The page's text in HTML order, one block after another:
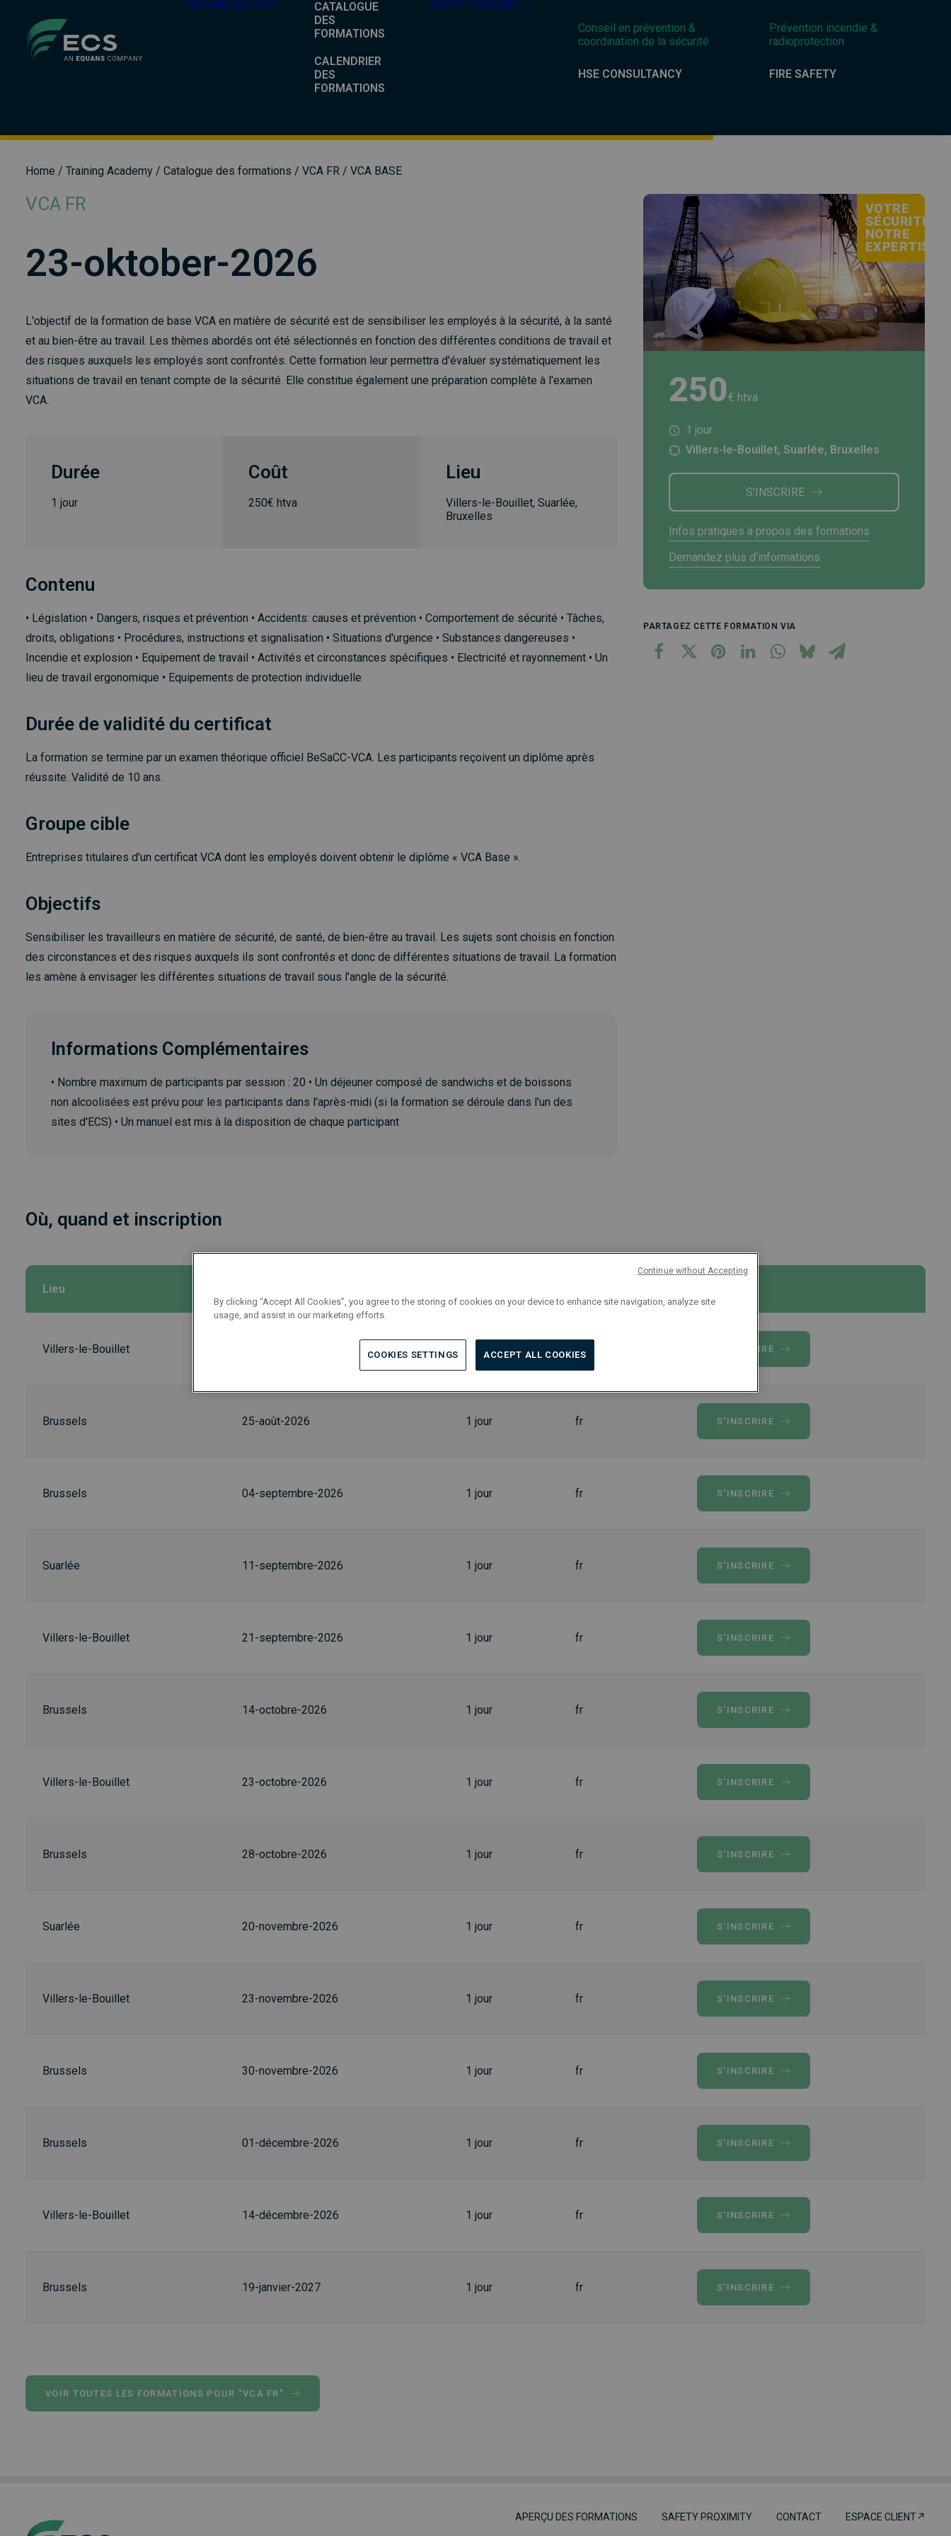
TRAINING ACADEMY
CATALOGUE
DES
FORMATIONS
CALENDRIER
DES
FORMATIONS
SAFETY PROXIMITY
Conseil en prévention &
coordination de la sécurité
HSE CONSULTANCY
Prévention incendie &
radioprotection
FIRE SAFETY
Home / Training Academy / Catalogue des formations / VCA FR / VCA BASE
VCA FR
23-oktober-2026
L'objectif de la formation de base VCA en matière de sécurité est de sensibiliser les employés à la sécurité, à la santé
et au bien-être au travail. Les thèmes abordés ont été sélectionnés en fonction des différentes conditions de travail et
des risques auxquels les employés sont confrontés. Cette formation leur permettra d'évaluer systématiquement les
situations de travail en tenant compte de la sécurité. Elle constitue également une préparation complète à l'examen
VCA.
Durée
1 jour
Coût
250€ htva
Lieu
Villers-le-Bouillet, Suarlée,
Bruxelles
Contenu
• Législation • Dangers, risques et prévention • Accidents: causes et prévention • Comportement de sécurité • Tâches,
droits, obligations • Procédures, instructions et signalisation • Situations d'urgence • Substances dangereuses •
Incendie et explosion • Equipement de travail • Activités et circonstances spécifiques • Electricité et rayonnement • Un
lieu de travail ergonomique • Equipements de protection individuelle
Durée de validité du certificat
La formation se termine par un examen théorique officiel BeSaCC-VCA. Les participants reçoivent un diplôme après
réussite. Validité de 10 ans.
Groupe cible
Entreprises titulaires d'un certificat VCA dont les employés doivent obtenir le diplôme « VCA Base ».
Objectifs
Sensibiliser les travailleurs en matière de sécurité, de santé, de bien-être au travail. Les sujets sont choisis en fonction
des circonstances et des risques auxquels ils sont confrontés et donc de différentes situations de travail. La formation
les amène à envisager les différentes situations de travail sous l'angle de la sécurité.
Informations Complémentaires
• Nombre maximum de participants par session : 20 • Un déjeuner composé de sandwichs et de boissons
non alcoolisées est prévu pour les participants dans l'après-midi (si la formation se déroule dans l'un des
sites d'ECS) • Un manuel est mis à la disposition de chaque participant
VOTRE
SÉCURITÉ,
NOTRE
EXPERTISE
250€ htva
1 jour
Villers-le-Bouillet, Suarlée, Bruxelles
S'INSCRIRE
Infos pratiques à propos des formations
Demandez plus d'informations
PARTAGEZ CETTE FORMATION VIA
Où, quand et inscription
Lieu
Villers-le-Bouillet 1 jour fr S'INSCRIRE
Brussels 25-août-2026 1 jour fr S'INSCRIRE
Brussels 04-septembre-2026 1 jour fr S'INSCRIRE
Suarlée 11-septembre-2026 1 jour fr S'INSCRIRE
Villers-le-Bouillet 21-septembre-2026 1 jour fr S'INSCRIRE
Brussels 14-octobre-2026 1 jour fr S'INSCRIRE
Villers-le-Bouillet 23-octobre-2026 1 jour fr S'INSCRIRE
Brussels 28-octobre-2026 1 jour fr S'INSCRIRE
Suarlée 20-novembre-2026 1 jour fr S'INSCRIRE
Villers-le-Bouillet 23-novembre-2026 1 jour fr S'INSCRIRE
Brussels 30-novembre-2026 1 jour fr S'INSCRIRE
Brussels 01-décembre-2026 1 jour fr S'INSCRIRE
Villers-le-Bouillet 14-décembre-2026 1 jour fr S'INSCRIRE
Brussels 19-janvier-2027 1 jour fr S'INSCRIRE
VOIR TOUTES LES FORMATIONS POUR "VCA FR"
APERÇU DES FORMATIONS SAFETY PROXIMITY CONTACT ESPACE CLIENT↗︎
By clicking “Accept All Cookies”, you agree to the storing of cookies on your device to enhance site navigation, analyze site
usage, and assist in our marketing efforts.
COOKIES SETTINGS ACCEPT ALL COOKIES
Continue without Accepting